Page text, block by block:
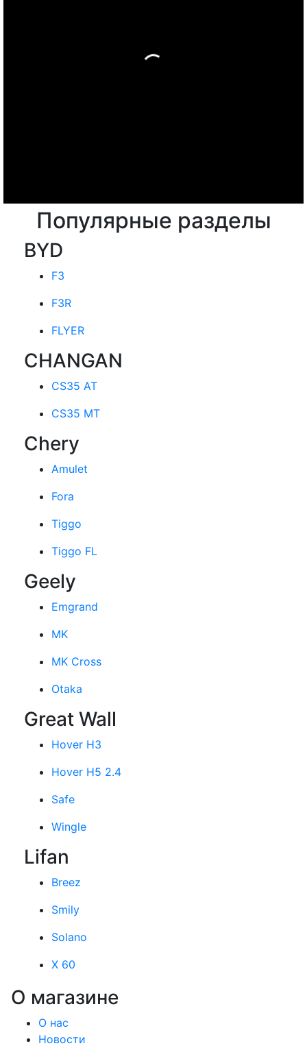
Популярные разделы
BYD
F3
F3R
FLYER
CHANGAN
CS35 AT
CS35 MT
Chery
Amulet
Fora
Tiggo
Tiggo FL
Geely
Emgrand
MK
MK Cross
Otaka
Great Wall
Hover H3
Hover H5 2.4
Safe
Wingle
Lifan
Breez
Smily
Solano
X 60
О магазине
О нас
Новости